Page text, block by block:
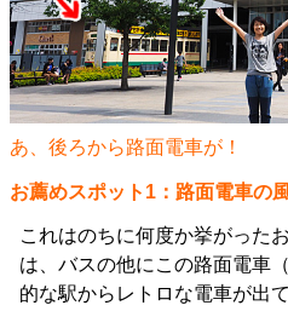
あ、後ろから路面電車が！
お薦めスポット1：路面電車の
これはのちに何度か挙がった
は、バスの他にこの路面電車
的な駅からレトロな電車が出